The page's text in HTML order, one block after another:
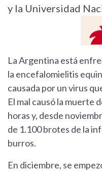
y la Universidad
La Argentina está
la encefalomielitis
causada por un virus
El mal causó la muerte
horas y, desde
de 1.100 brotes de la
burros.
En diciembre, se